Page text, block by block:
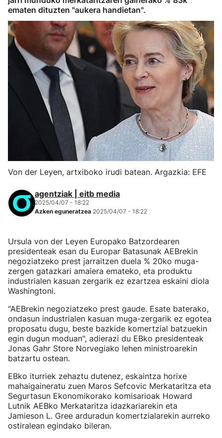
ematen dituzten "aukera handietan".
Von der Leyen, artxiboko irudi batean. Argazkia: EFE
agentziak | eitb media
2025/04/07 - 18:22
Azken eguneratzea 2025/04/07 - 18:22
Ursula von der Leyen Europako Batzordearen
presidenteak esan du Europar Batasunak AEBrekin
negoziatzeko prest jarraitzen duela % 20ko muga-
zergen gatazkari amaiera emateko, eta produktu
industrialen kasuan zergarik ez ezartzea eskaini diola
Washingtoni.
"AEBrekin negoziatzeko prest gaude. Esate baterako,
ondasun industrialen kasuan muga-zergarik ez egotea
proposatu dugu, beste bazkide komertzial batzuekin
egin dugun moduan", adierazi du EBko presidenteak
Jonas Gahr Store Norvegiako lehen ministroarekin
batzartu ostean.
EBko iturriek zehaztu dutenez, eskaintza horixe
mahaigaineratu zuen Maros Sefcovic Merkataritza eta
Segurtasun Ekonomikorako komisarioak Howard
Lutnik AEBko Merkataritza idazkariarekin eta
Jamieson L. Gree arduradun komertzialarekin aurreko
ostiralean egindako bileran.